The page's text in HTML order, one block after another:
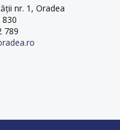
nr. 1, Oradea
789